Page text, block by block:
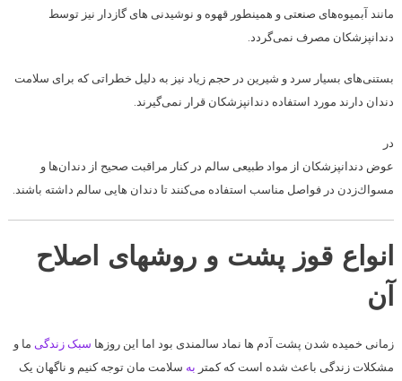
مانند آبمیوه‌های صنعتی و همینطور قهوه و نوشیدنی های گاز‌دار نیز توسط
دندانپزشكان مصرف نمی‌گردد.
بستنی‌های بسیار سرد و شیرین در حجم زیاد نیز به دلیل خطراتی كه برای سلامت
دندان دارند مورد استفاده دندانپزشكان قرار نمی‌گیرند.
در
عوض دندانپزشكان از مواد طبیعی سالم در كنار مراقبت صحیح از دندان‌ها و
مسواك‌زدن در فواصل مناسب استفاده می‌كنند تا دندان هایی سالم داشته باشند.
انواع قوز پشت و روشهای اصلاح
آن
زمانی خمیده شدن پشت آدم‌ ها نماد سالمندی بود اما این روزها سبک زندگیما و
مشکلات زندگی باعث شده است که کمتر به سلامت‌ مان توجه کنیم و ناگهان یک